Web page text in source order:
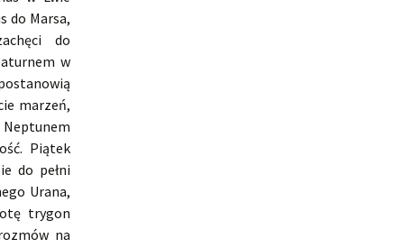
do Marsa,
do
w
marzeń,
Neptunem
Piątek
do pełni
Urana,
trygon
na